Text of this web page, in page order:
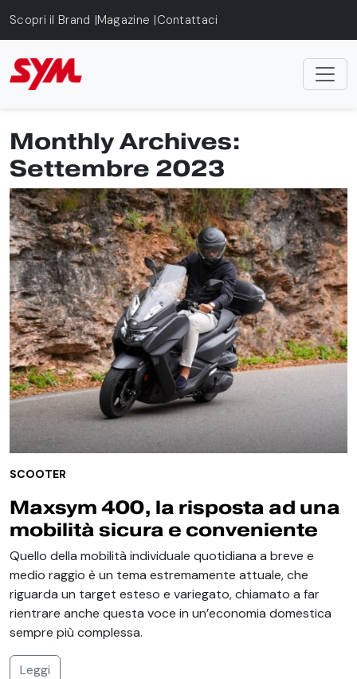
Scopri il Brand Magazine Contattaci
Monthly Archives:
Settembre 2023
SCOOTER
Maxsym 400, la risposta ad una
mobilità sicura e conveniente
Quello della mobilità individuale quotidiana a breve e
medio raggio è un tema estremamente attuale, che
riguarda un target esteso e variegato, chiamato a far
rientrare anche questa voce in un’economia domestica
sempre più complessa.
Leggi